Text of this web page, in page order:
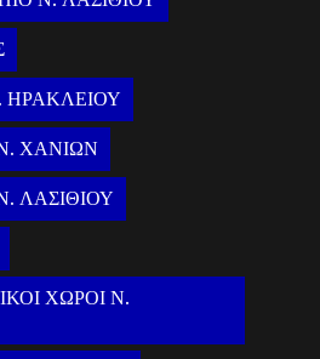
ΗΡΑΚΛΕΙΟΥ
ΧΑΝΙΩΝ
ΛΑΣΙΘΙΟΥ
ΧΩΡΟΙ Ν.